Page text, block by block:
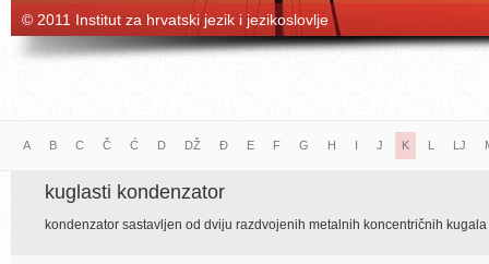
© 2011 Institut za hrvatski jezik i jezikoslovlje
A B C Č Ć D DŽ Đ E F G H I J K L LJ
kuglasti kondenzator
kondenzator sastavljen od dviju razdvojenih metalnih koncentričnih